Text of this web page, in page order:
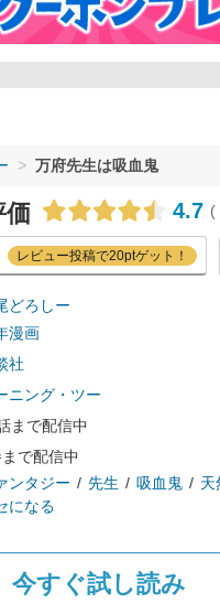
万府先生は吸血鬼
価 4.7 (
レビュー投稿で20ptゲット！
どろしー
漫画
社
ニング・ツー
まで配信中
で配信中
ンタジー 先生 吸血鬼 天
になる
今すぐ試し読み